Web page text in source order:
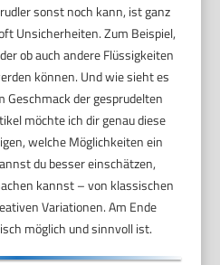
sonst noch kann, ist ganz
Unsicherheiten. Zum Beispiel,
ob auch andere Flüssigkeiten
können. Und wie sieht es
Geschmack der gesprudelten
möchte ich dir genau diese
welche Möglichkeiten ein
du besser einschätzen,
kannst – von klassischen
Variationen. Am Ende
möglich und sinnvoll ist.